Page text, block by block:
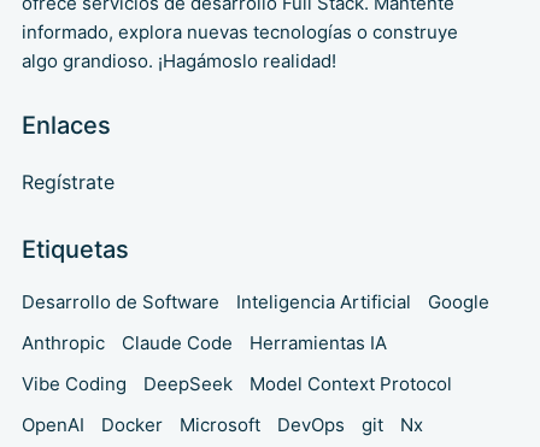
informado, explora nuevas tecnologías o construye
algo grandioso. ¡Hagámoslo realidad!
Enlaces
Regístrate
Etiquetas
Desarrollo de Software Inteligencia Artificial
Google
Anthropic
Claude Code
Herramientas IA
Vibe Coding
DeepSeek
Model Context Protocol
OpenAI
Docker Microsoft DevOps git
Nx